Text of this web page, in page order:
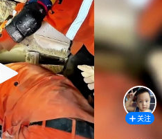
关注